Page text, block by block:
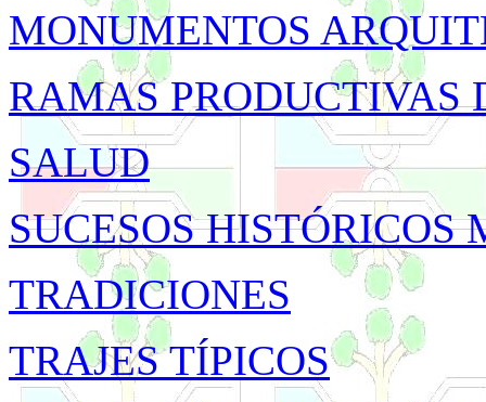
MONUMENTOS
RAMAS PRODUCTIVAS
SALUD
SUCESOS HISTÓRICOS
TRADICIONES
TRAJES TÍPICOS